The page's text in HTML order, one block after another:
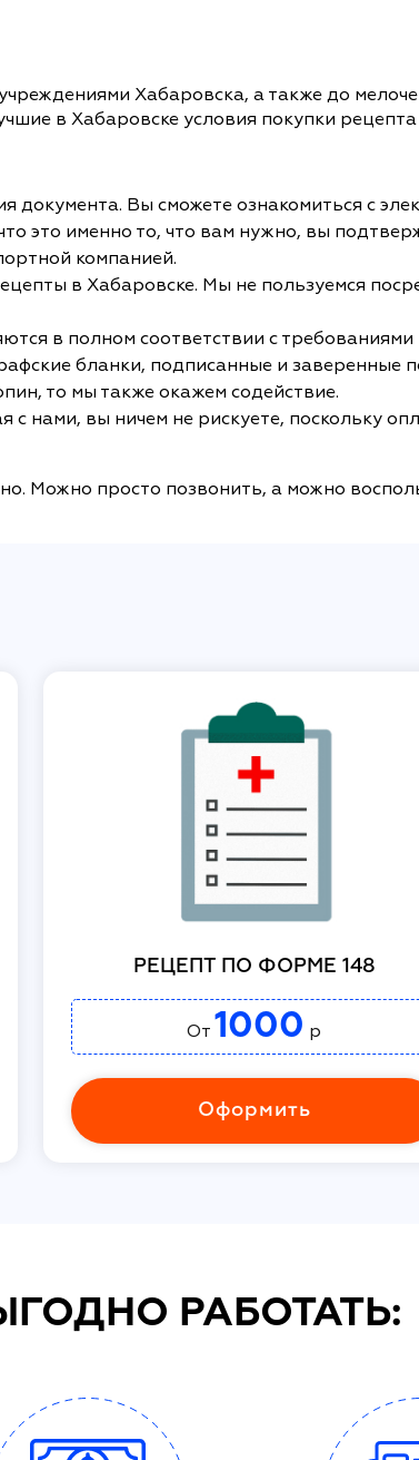
Хабаровска, а также до
в Хабаровске условия покупки
документа. Вы сможете ознакомиться с
это именно то, что вам нужно, вы
компанией.
в Хабаровске. Мы не пользуемся
в полном соответствии с требованиями
бланки, подписанные и заверенные
то мы также окажем содействие.
с нами, вы ничем не рискуете, поскольку
Можно просто позвонить, а можно
РЕЦЕПТ ПО ФОРМЕ 148
От 1000 р
Оформить
РАБОТАТЬ: